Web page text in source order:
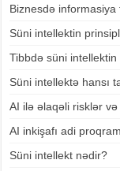
Biznesdə
Süni intellektin
Tibbdə süni intellektin
Süni intellektə hansı
AI ilə əlaqəli risklər və
AI inkişafı adi
Süni intellekt nədir?